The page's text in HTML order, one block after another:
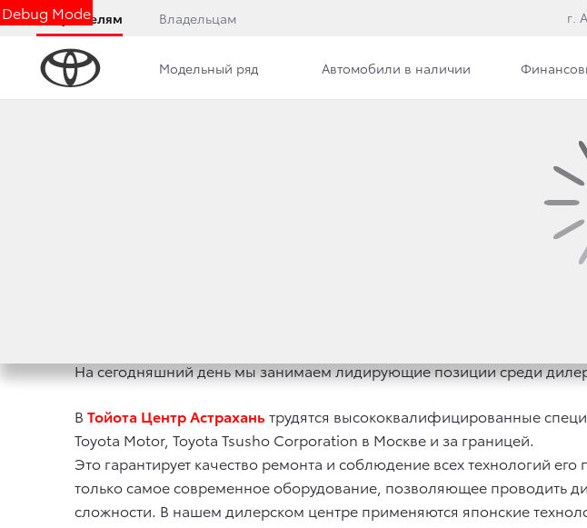
Debug Mode
Покупателям Владельцам г.
Модельный ряд Автомобили в наличии
ПРЕИМУЩЕСТВА
На сегодняшний день мы занимаем лидирующие позиции среди
В Тойота Центр Астрахань трудятся высококвалифицированные
Toyota Motor, Toyota Tsusho Corporation в Москве и за границей.
Это гарантирует качество ремонта и соблюдение всех технологий
только самое современное оборудование, позволяющее проводить
сложности. В нашем дилерском центре применяются японские